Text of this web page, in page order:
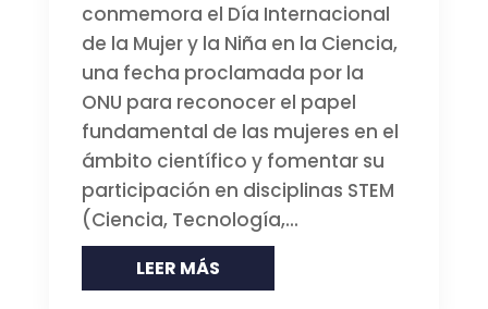
conmemora el Día Internacional
de la Mujer y la Niña en la Ciencia,
una fecha proclamada por la
ONU para reconocer el papel
fundamental de las mujeres en el
ámbito científico y fomentar su
participación en disciplinas STEM
(Ciencia, Tecnología,...
LEER MÁS